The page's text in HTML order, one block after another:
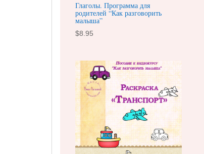
Глаголы. Программа для
родителей “Как разговорить
малыша”
$8.95